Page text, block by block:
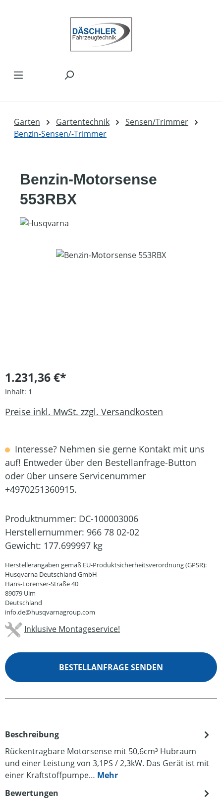
Garten Gartentechnik
Sensen/Trimmer
Benzin-Sensen/-Trimmer
Benzin-Motorsense
553RBX
Bildergalerie überspringen
1.231,36 €*
Inhalt: 1
Preise inkl. MwSt. zzgl. Versandkosten
Interesse? Nehmen sie gerne Kontakt mit uns
auf! Entweder über den Bestellanfrage-Button
oder über unsere Servicenummer
+4970251360915.
Produktnummer: DC-100003006
Herstellernummer: 966 78 02-02
Gewicht: 177.699997 kg
Herstellerangaben gemäß EU-Produktsicherheitsverordnung (GPSR):
Husqvarna Deutschland GmbH
Hans-Lorenser-Straße 40
89079 Ulm
Deutschland
info.de@husqvarnagroup.com
Inklusive Montageservice!
BESTELLANFRAGE SENDEN
Beschreibung
Rückentragbare Motorsense mit 50,6cm³ Hubraum
und einer Leistung von 3,1PS / 2,3kW. Das Gerät ist mit
einer Kraftstoffpumpe… Mehr
Bewertungen